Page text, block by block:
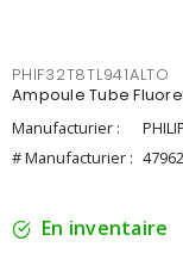
PHIF32T8TL941ALTO
Ampoule Tube
Manufacturier :
# Manufacturier :
En inventaire